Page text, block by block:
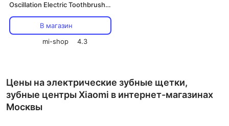
Oscillation Electric Toothbrush
В магазин
mi-shop
4.3
Цены на электрические зубные щетки,
зубные центры Xiaomi в интернет-магазинах
Москвы